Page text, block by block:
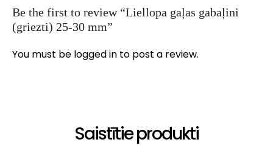
Be the first to review “Liellopa gaļas gabaļini
(griezti) 25-30 mm”
You must be logged in to post a review.
Saistītie produkti